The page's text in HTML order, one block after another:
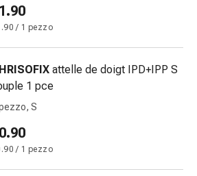
/ 1 pezzo
attelle de doigt IPD+IPP S
1 pce
S
/ 1 pezzo